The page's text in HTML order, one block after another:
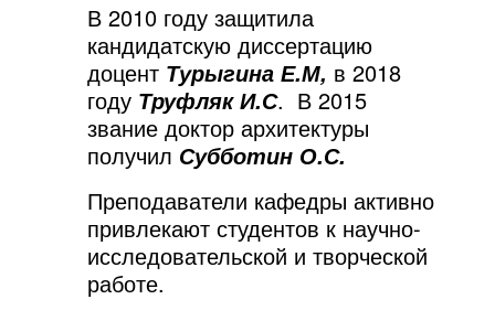
В 2010 году защитила
кандидатскую диссертацию
доцент Турыгина Е.М, в 2018
году Труфляк И.С. В 2015
звание доктор архитектуры
получил Субботин О.С.
Преподаватели кафедры активно
привлекают студентов к научно-
исследовательской и творческой
работе.